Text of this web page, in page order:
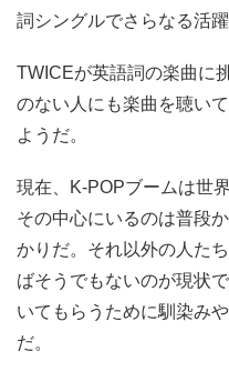
詞シングルでさらなる活
TWICEが英語詞の楽曲に
のない人にも楽曲を聴い
ようだ。
現在、K-POPブームは世
その中心にいるのは普段
かりだ。それ以外の人た
ばそうでもないのが現状
いてもらうために馴染み
だ。